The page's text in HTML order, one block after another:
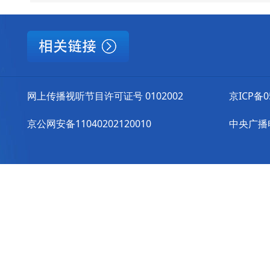
网上传播视听节目许可证号 0102002
京公网安备11040202120010
京ICP备
中央广